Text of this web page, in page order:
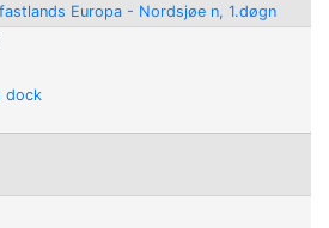
Europa - Nordsjøe n, 1.døgn
dock